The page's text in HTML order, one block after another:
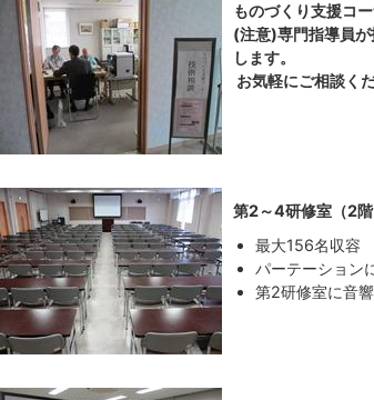
ものづくり支援コー
(注意)専門指導員
します。
お気軽にご相談く
第2～4研修室（2階
最大156名収容
パーテーション
第2研修室に音